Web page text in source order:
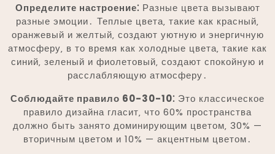
Определите настроение⁚ Разные цвета вызывают
разные эмоции․ Теплые цвета‚ такие как красный‚
оранжевый и желтый‚ создают уютную и энергичную
атмосферу‚ в то время как холодные цвета‚ такие как
синий‚ зеленый и фиолетовый‚ создают спокойную и
расслабляющую атмосферу․
Соблюдайте правило 60-30-10⁚ Это классическое
правило дизайна гласит‚ что 60% пространства
должно быть занято доминирующим цветом‚ 30% —
вторичным цветом и 10% — акцентным цветом․